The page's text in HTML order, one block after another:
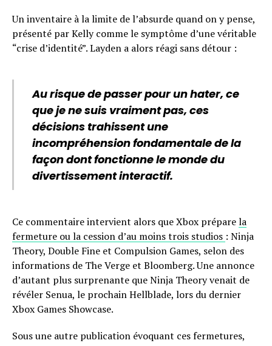
Un inventaire à la limite de l’absurde quand on y pense,
présenté par Kelly comme le symptôme d’une véritable
“crise d’identité”. Layden a alors réagi sans détour :
Au risque de passer pour un hater, ce
que je ne suis vraiment pas, ces
décisions trahissent une
incompréhension fondamentale de la
façon dont fonctionne le monde du
divertissement interactif.
Ce commentaire intervient alors que Xbox préparela
fermeture ou la cession d’au moins trois studios : Ninja
Theory, Double Fine et Compulsion Games, selon des
informations de The Verge et Bloomberg. Une annonce
d’autant plus surprenante que Ninja Theory venait de
révéler Senua, le prochain Hellblade, lors du dernier
Xbox Games Showcase.
Sous une autre publication évoquant ces fermetures,